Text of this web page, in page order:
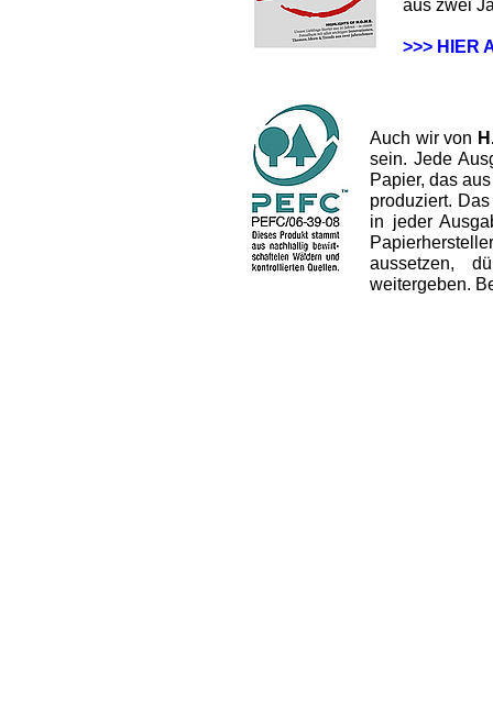
aus zwei
>>> HIER
Auch wir von
sein. Jede
Papier, das
produziert.
in jeder
aussetzen,
weitergeben.